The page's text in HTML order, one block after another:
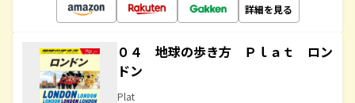
詳細を見る
０４ 地球の歩き方 Ｐｌａｔ ロン
ドン
Plat